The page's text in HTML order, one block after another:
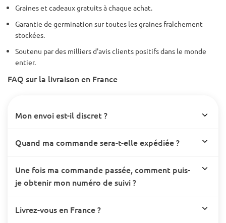
Graines et cadeaux gratuits à chaque achat.
Garantie de germination sur toutes les graines fraîchement
stockées.
Soutenu par des milliers d'avis clients positifs dans le monde
entier.
FAQ sur la livraison en France
Mon envoi est-il discret ?
Quand ma commande sera-t-elle expédiée ?
Une fois ma commande passée, comment puis-
je obtenir mon numéro de suivi ?
Livrez-vous en France ?